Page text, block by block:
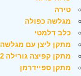
טירה
מגלשה כפולה
כלב דלמטי
מתקן ליצן עם מגלשה
מתקן קפיצה גורילה 2
מתקן ספיידרמן